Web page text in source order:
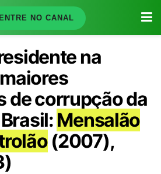
ENTRE NO CANAL
na
de corrupção da
Mensalão
(2007),